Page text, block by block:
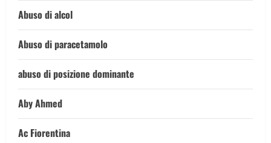
Abuso di alcol
Abuso di paracetamolo
abuso di posizione dominante
Aby Ahmed
Ac Fiorentina